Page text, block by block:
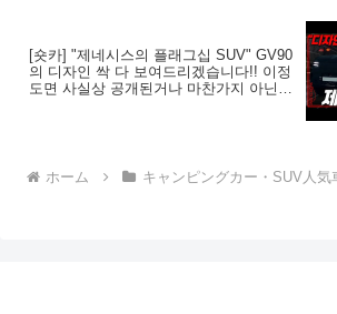
[숏카] "제네시스의 플래그십 SUV" GV90
의 디자인 싹 다 보여드리겠습니다!! 이정
도면 사실상 공개된거나 마찬가지 아닌
ホーム キャンピングカー・SUV人気